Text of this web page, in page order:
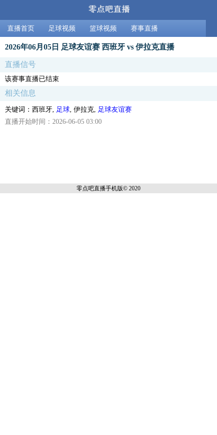
直播首页 足球视频 篮球视频 赛事直播
2026年06月05日 足球友谊赛 西班牙 vs 伊拉克直播
直播信号
该赛事直播已结束
相关信息
关键词：西班牙, 足球 , 伊拉克,
足球友谊赛
直播开始时间：2026-06-05 03:00
零点吧直播手机版© 2020